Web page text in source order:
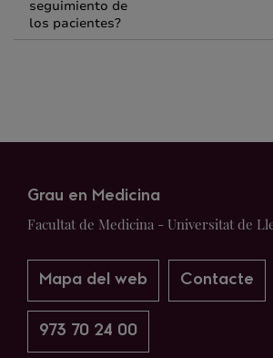
seguimiento de
los pacientes?
Grau en Medicina
Facultat de Medicina - Universitat de
Mapa del web Contacte
973 70 24 00